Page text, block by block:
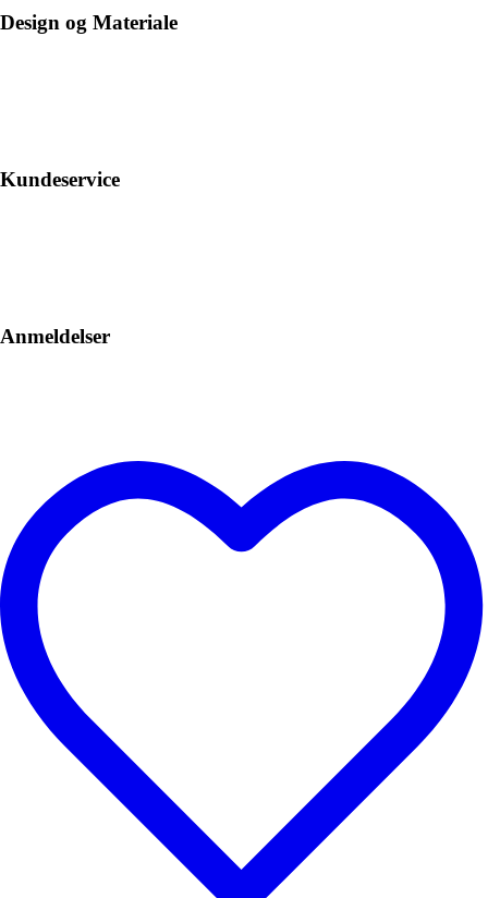
Design og Materiale
Kundeservice
Anmeldelser